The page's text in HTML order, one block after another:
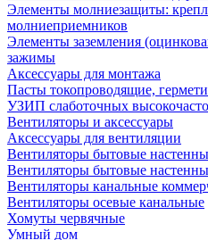
Элементы молниезащиты:
молниеприемников
Элементы заземления
зажимы
Аксессуары для монтажа
Пасты токопроводящие,
УЗИП слаботочных
Вентиляторы и аксессуары
Аксессуары для вентиляции
Вентиляторы бытовые
Вентиляторы бытовые
Вентиляторы канальные
Вентиляторы осевые канальные
Хомуты червячные
Умный дом